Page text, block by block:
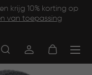
en krijg 10% korting op
van toepassing